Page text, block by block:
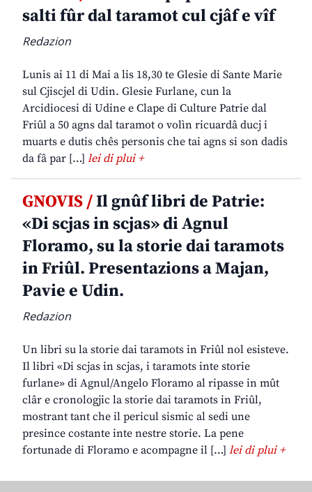
salti fûr dal taramot cul cjâf e vîf
Redazion
Lunis ai 11 di Mai a lis 18,30 te Glesie di Sante Marie
sul Cjiscjel di Udin. Glesie Furlane, cun la
Arcidiocesi di Udine e Clape di Culture Patrie dal
Friûl a 50 agns dal taramot o volìn ricuardâ ducj i
muarts e dutis chês personis che tai agns si son dadis
da fâ par […] lei di plui +
GNOVIS /Il gnûf libri de Patrie:
«Di scjas in scjas» di Agnul
Floramo, su la storie dai taramots
in Friûl. Presentazions a Majan,
Pavie e Udin.
Redazion
Un libri su la storie dai taramots in Friûl nol esisteve.
Il libri «Di scjas in scjas, i taramots inte storie
furlane» di Agnul/Angelo Floramo al ripasse in mût
clâr e cronologjic la storie dai taramots in Friûl,
mostrant tant che il pericul sismic al sedi une
presince costante inte nestre storie. La pene
fortunade di Floramo e acompagne il […] lei di plui +